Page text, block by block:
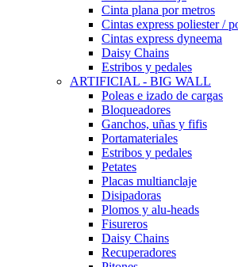
Cinta plana por metros
Cintas express poliester /
Cintas express dyneema
Daisy Chains
Estribos y pedales
ARTIFICIAL - BIG WALL
Poleas e izado de cargas
Bloqueadores
Ganchos, uñas y fifis
Portamateriales
Estribos y pedales
Petates
Placas multianclaje
Disipadoras
Plomos y alu-heads
Fisureros
Daisy Chains
Recuperadores